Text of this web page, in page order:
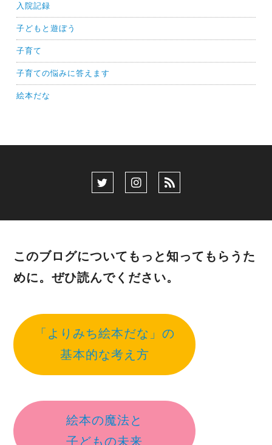
入院記録
子どもと遊ぼう
子育て
子育ての悩みに答えます
絵本だな
このブログについてもっと知ってもらうた
めに。ぜひ読んでください。
「よりみち絵本だな」の
基本的な考え方
絵本の魔法と
子どもの未来